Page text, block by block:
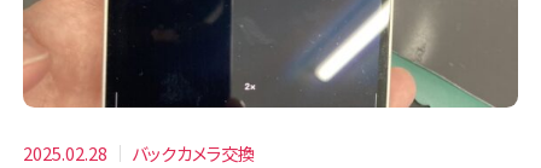
2025.02.28 バックカメラ交換